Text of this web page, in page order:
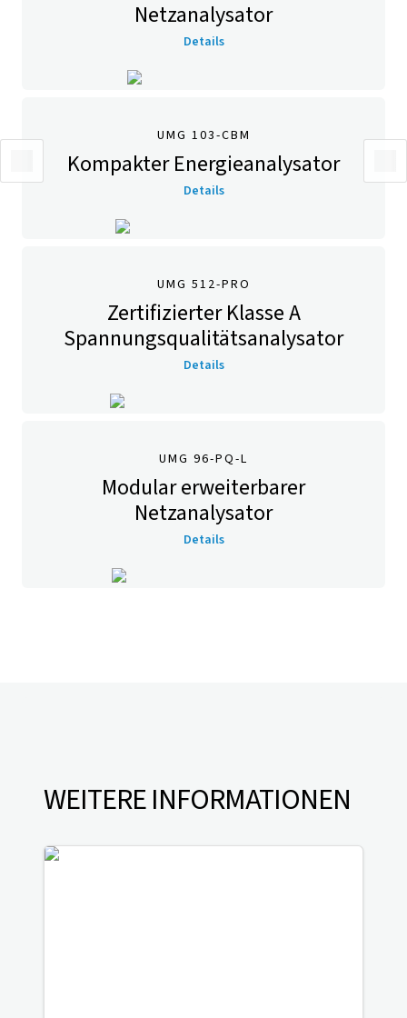
Netzanalysator
Details
UMG 103-CBM
Kompakter Energieanalysator
Details
UMG 512-PRO
Zertifizierter Klasse A
Spannungsqualitäts­analysator
Details
UMG 96-PQ-L
Modular erweiterbarer
Netzanalysator
Details
WEITERE INFORMATIONEN